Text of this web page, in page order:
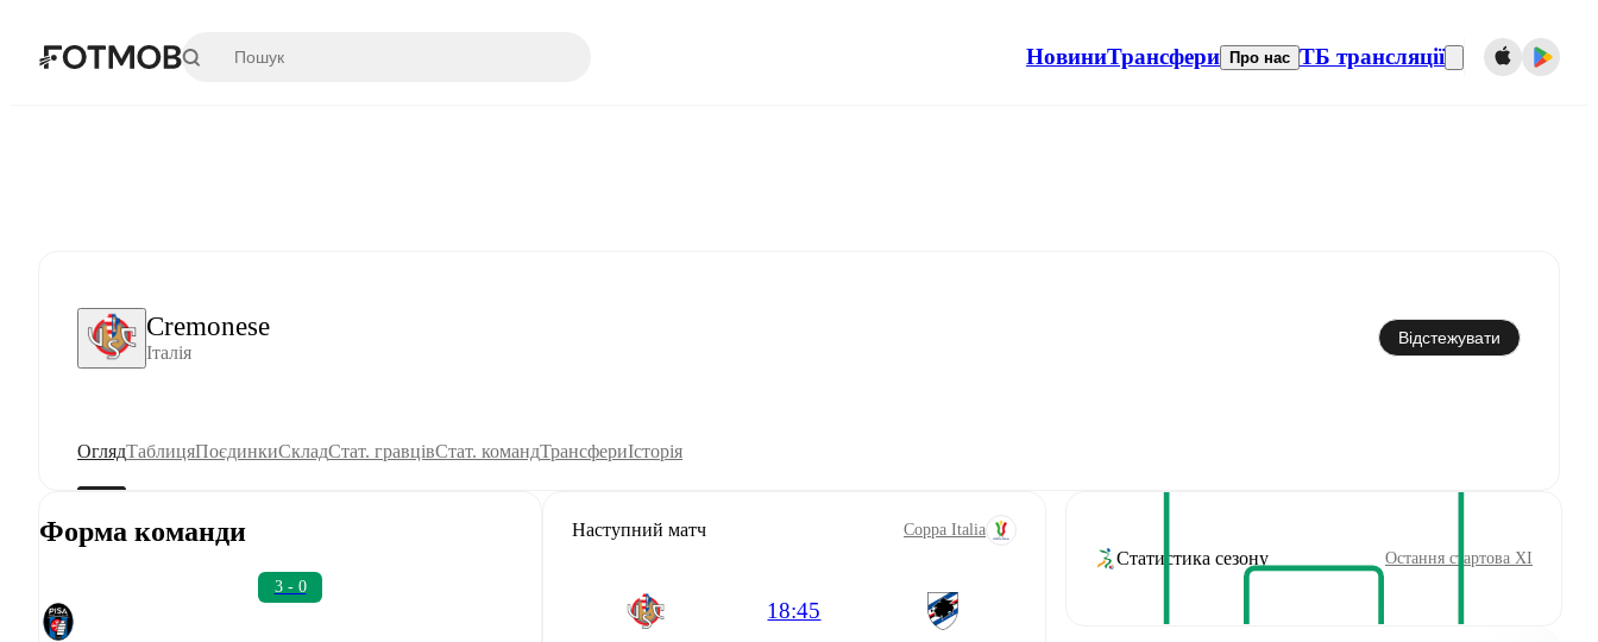
НовиниТрансфери Про нас ТБ трансляції
Cremonese
Італія
Відстежувати
ОглядТаблицяПоєдинкиСкладСтат. гравцівСтат. командТрансфериІсторія
Форма команди
3 - 0
Наступний матч Coppa Italia
18:45
Статистика сезону Остання стартова XI